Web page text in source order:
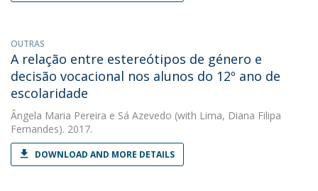
OUTRAS
A relação entre estereótipos de género e
decisão vocacional nos alunos do 12º ano de
escolaridade
Ângela Maria Pereira e Sá Azevedo (with Lima, Diana Filipa
Fernandes). 2017.
DOWNLOAD AND MORE DETAILS